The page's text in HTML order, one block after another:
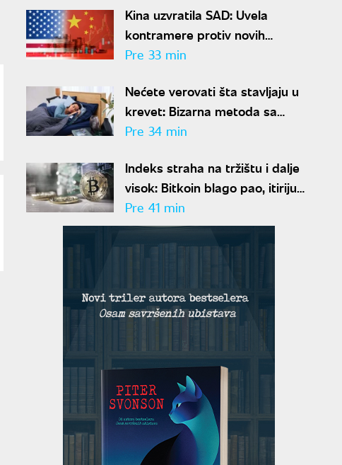
Kina uzvratila SAD: Uvela
kontramere protiv novih
američkih restrikcija
Pre 33 min
Nećete verovati šta stavljaju u
krevet: Bizarna metoda sa
povrćem rešava problem
Pre 34 min
Indeks straha na tržištu i dalje
visok: Bitkoin blago pao, itirijum
nastavio rast
Pre 41 min